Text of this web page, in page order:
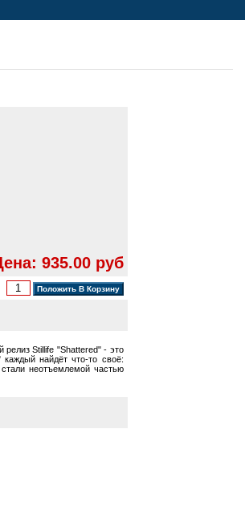
935.00 руб
Stillife "Shattered" - это
найдёт что-то своё:
неотъемлемой частью